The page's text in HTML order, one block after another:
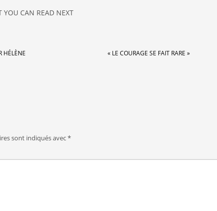
YOU CAN READ NEXT
HÉLÈNE
« LE COURAGE SE FAIT RARE »
sont indiqués avec*